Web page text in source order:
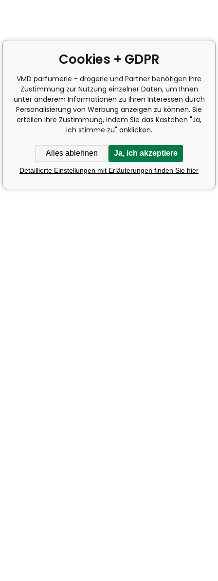
Cookies + GDPR
VMD parfumerie - drogerie und Partner benötigen Ihre
Zustimmung zur Nutzung einzelner Daten, um Ihnen
unter anderem Informationen zu Ihren Interessen durch
Personalisierung von Werbung anzeigen zu können. Sie
erteilen Ihre Zustimmung, indem Sie das Kästchen "Ja,
ich stimme zu" anklicken.
Alles ablehnen Ja, ich akzeptiere
Detaillierte Einstellungen mit Erläuterungen finden Sie hier